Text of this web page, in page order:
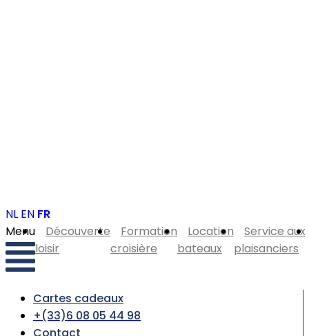
NL EN FR
Menu
Découverte
loisir
Formation
croisière
Location
bateaux
Service aux
plaisanciers
Cartes cadeaux
+(33)6 08 05 44 98